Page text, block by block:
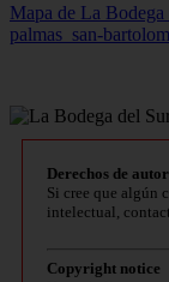
Mapa de La
palmas_san-
Derechos de autor
Si cree que algún
intelectual,
Copyright notice